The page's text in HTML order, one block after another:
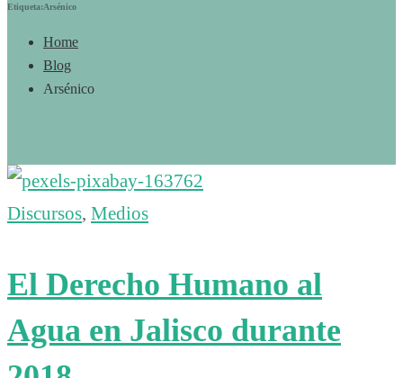
Etiqueta:Arsénico
Home
Blog
Arsénico
Discursos, Medios
El Derecho Humano al
Agua en Jalisco durante